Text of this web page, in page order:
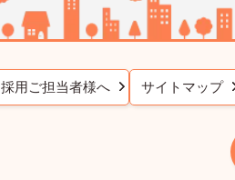
採用ご担当者様へ サイトマップ